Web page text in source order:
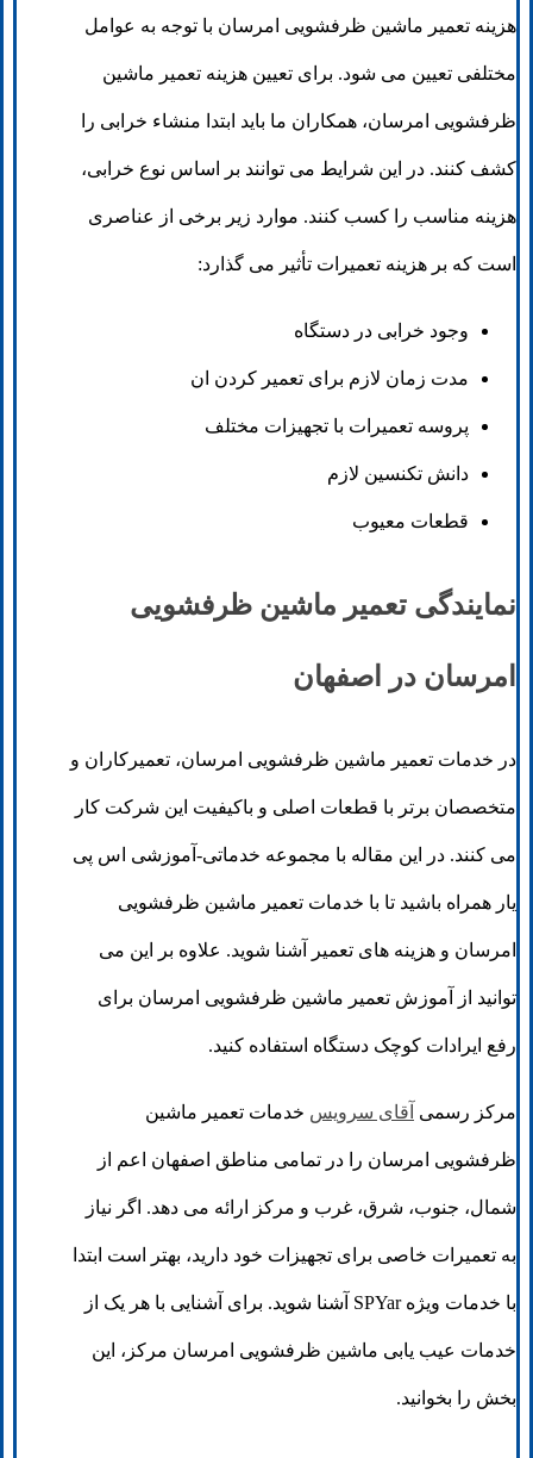
هزینه تعمیر ماشین ظرفشویی امرسان با توجه به عوامل
مختلفی تعیین می شود. برای تعیین هزینه تعمیر ماشین
ظرفشویی امرسان، همکاران ما باید ابتدا منشاء خرابی را
کشف کنند. در این شرایط می توانند بر اساس نوع خرابی،
هزینه مناسب را کسب کنند. موارد زیر برخی از عناصری
است که بر هزینه تعمیرات تأثیر می گذارد:
وجود خرابی در دستگاه
مدت زمان لازم برای تعمیر کردن ان
پروسه تعمیرات با تجهیزات مختلف
دانش تکنسین لازم
قطعات معیوب
نمایندگی تعمیر ماشین ظرفشویی
امرسان در اصفهان
در خدمات تعمیر ماشین ظرفشویی امرسان، تعمیرکاران و
متخصصان برتر با قطعات اصلی و باکیفیت این شرکت کار
می کنند. در این مقاله با مجموعه خدماتی-آموزشی اس پی
یار همراه باشید تا با خدمات تعمیر ماشین ظرفشویی
امرسان و هزینه های تعمیر آشنا شوید. علاوه بر این می
توانید از آموزش تعمیر ماشین ظرفشویی امرسان برای
رفع ایرادات کوچک دستگاه استفاده کنید.
مرکز رسمی آقای سرویس خدمات تعمیر ماشین
ظرفشویی امرسان را در تمامی مناطق اصفهان اعم از
شمال، جنوب، شرق، غرب و مرکز ارائه می دهد. اگر نیاز
به تعمیرات خاصی برای تجهیزات خود دارید، بهتر است ابتدا
با خدمات ویژه SPYar آشنا شوید. برای آشنایی با هر یک از
خدمات عیب یابی ماشین ظرفشویی امرسان مرکز، این
بخش را بخوانید.